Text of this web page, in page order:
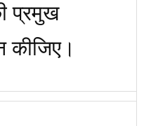
प्रमुख
कीजिए।